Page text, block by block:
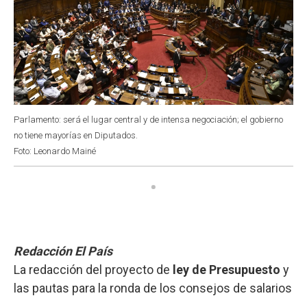
Parlamento: será el lugar central y de intensa negociación; el gobierno
no tiene mayorías en Diputados.
Foto: Leonardo Mainé
Redacción El País
La redacción del proyecto de ley de Presupuesto y
las pautas para la ronda de los consejos de salarios